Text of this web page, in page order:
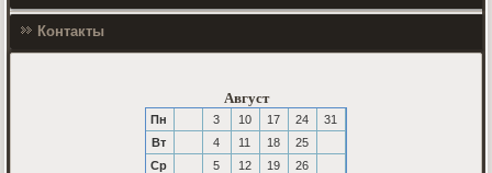
Контакты
Август
Пн 3 10 17 24
31
Вт
4 11 18
25
Ср
5 12 19
26